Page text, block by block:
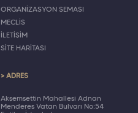
ORGANİZASYON ŞEMASI
MECLİS
İLETİŞİM
SİTE HARİTASI
> ADRES
Akşemsettin Mahallesi Adnan
Menderes Vatan Bulvarı No:54